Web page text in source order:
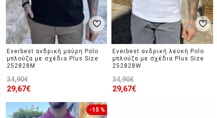
Everbest ανδρική μαύρη Polo
μπλούζα με σχέδια Plus Size
252828M
29,67€
34,90€
Everbest ανδρική λευκή Polo
μπλούζα με σχέδια Plus Size
252828W
29,67€
34,90€
-15 %